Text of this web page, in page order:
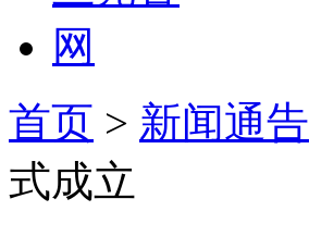
首页 > 新闻通告
式成立